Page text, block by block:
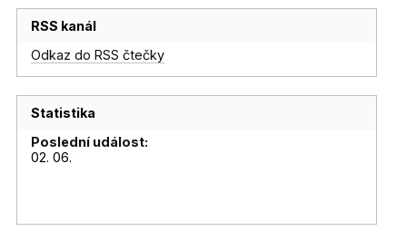
RSS kanál
Odkaz do RSS čtečky
Statistika
Poslední událost:
02. 06.